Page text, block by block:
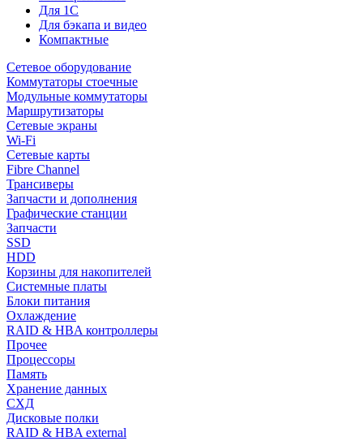
Для 1С
Для бэкапа и видео
Компактные
Сетевое оборудование
Коммутаторы стоечные
Модульные коммутаторы
Маршрутизаторы
Сетевые экраны
Wi-Fi
Сетевые карты
Fibre Channel
Трансиверы
Запчасти и дополнения
Графические станции
Запчасти
SSD
HDD
Корзины для накопителей
Системные платы
Блоки питания
Охлаждение
RAID & HBA контроллеры
Прочее
Процессоры
Память
Хранение данных
СХД
Дисковые полки
RAID & HBA external